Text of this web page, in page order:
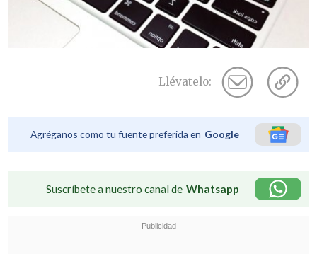
Llévatelo:
Agréganos como tu fuente preferida en Google
Suscríbete a nuestro canal de Whatsapp